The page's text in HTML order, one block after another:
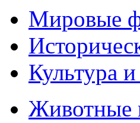
Мировые
Культура
Животные